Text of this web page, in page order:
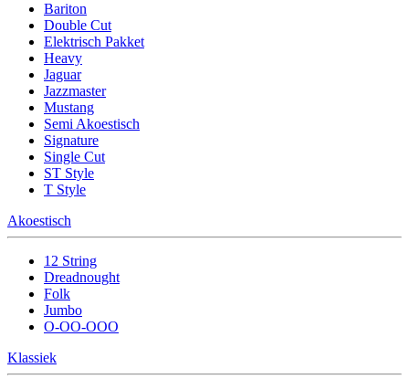
Bariton
Double Cut
Elektrisch Pakket
Heavy
Jaguar
Jazzmaster
Mustang
Semi Akoestisch
Signature
Single Cut
ST Style
T Style
Akoestisch
12 String
Dreadnought
Folk
Jumbo
O-OO-OOO
Klassiek